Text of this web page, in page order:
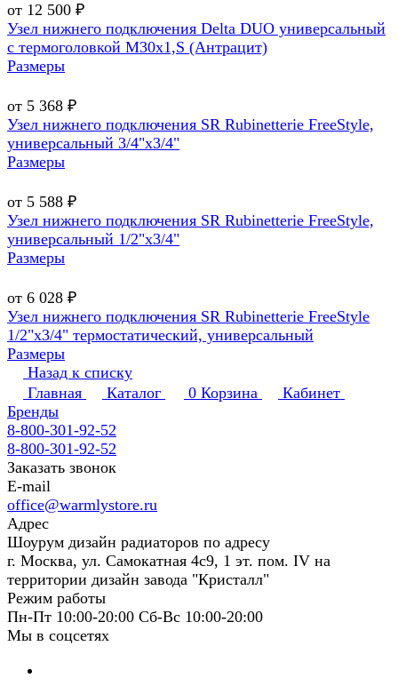
от 12 500 ₽
Узел нижнего подключения Delta DUO универсальный
с термоголовкой М30х1,Ѕ (Антрацит)
Размеры
от 5 368 ₽
Узел нижнего подключения SR Rubinetterie FreeStyle,
универсальный 3/4"х3/4"
Размеры
от 5 588 ₽
Узел нижнего подключения SR Rubinetterie FreeStyle,
универсальный 1/2"х3/4"
Размеры
от 6 028 ₽
Узел нижнего подключения SR Rubinetterie FreeStyle
1/2"х3/4" термостатический, универсальный
Размеры
Назад к списку
Главная
Каталог 0 Корзина
Кабинет
Бренды
8-800-301-92-52
8-800-301-92-52
Заказать звонок
E-mail
office@warmlystore.ru
Адрес
Шоурум дизайн радиаторов по адресу
г. Москва, ул. Самокатная 4с9, 1 эт. пом. IV на
территории дизайн завода "Кристалл"
Режим работы
Пн-Пт 10:00-20:00 Сб-Вс 10:00-20:00
Мы в соцсетях